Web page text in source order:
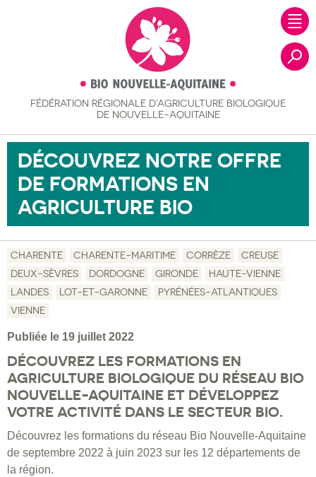
FÉDÉRATION RÉGIONALE D’AGRICULTURE BIOLOGIQUE
DE NOUVELLE-AQUITAINE
DÉCOUVREZ NOTRE OFFRE
DE FORMATIONS EN
AGRICULTURE BIO
CHARENTE CHARENTE-MARITIME CORRÈZE
CREUSE
DEUX-SÈVRES
DORDOGNE GIRONDE
HAUTE-VIENNE
LANDES
LOT-ET-GARONNE
PYRÉNÉES-ATLANTIQUES
VIENNE
Publiée le 19 juillet 2022
DÉCOUVREZ LES FORMATIONS EN
AGRICULTURE BIOLOGIQUE DU RÉSEAU BIO
NOUVELLE-AQUITAINE ET DÉVELOPPEZ
VOTRE ACTIVITÉ DANS LE SECTEUR BIO.
Découvrez les formations du réseau Bio Nouvelle-Aquitaine
de septembre 2022 à juin 2023 sur les 12 départements de
la région.